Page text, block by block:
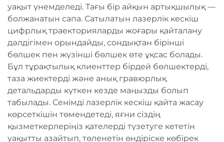
уақыт үнемделеді. Тағы бір айқын артықшылық —
болжанатын сапа. Сатылатын лазерлік кескіш
цифрлық траекторияларды жоғары қайталану
дәлдігімен орындайды, сондықтан бірінші
бөлшек пен жүзінші бөлшек өте ұқсас болады.
Бұл тұрақтылық клиенттер бірдей бөлшектерді,
таза жиектерді және анық гравюрлық
детальдарды күткен кезде маңызды болып
табылады. Сенімді лазерлік кескіш қайта жасау
көрсеткішін төмендетеді, яғни сіздің
қызметкерлеріңіз қателерді түзетуге кететін
уақытты азайтып, төленетін өндіріске көбірек